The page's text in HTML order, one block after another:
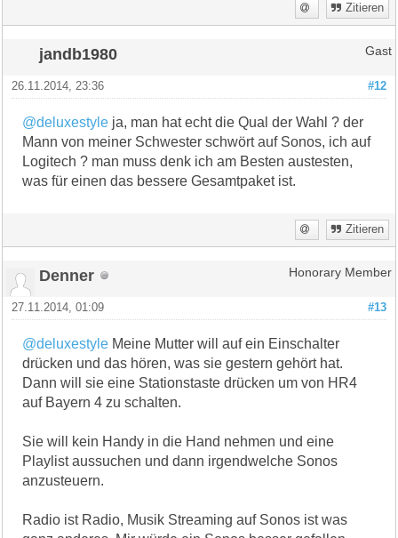
Zitieren
jandb1980 Gast
#12
26.11.2014, 23:36
@deluxestyle ja, man hat echt die Qual der Wahl ? der
Mann von meiner Schwester schwört auf Sonos, ich auf
Logitech ? man muss denk ich am Besten austesten,
was für einen das bessere Gesamtpaket ist.
Zitieren
Denner Honorary Member
#13
27.11.2014, 01:09
@deluxestyle Meine Mutter will auf ein Einschalter
drücken und das hören, was sie gestern gehört hat.
Dann will sie eine Stationstaste drücken um von HR4
auf Bayern 4 zu schalten.
Sie will kein Handy in die Hand nehmen und eine
Playlist aussuchen und dann irgendwelche Sonos
anzusteuern.
Radio ist Radio, Musik Streaming auf Sonos ist was